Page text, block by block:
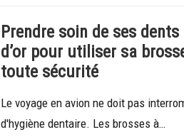
Prendre soin de ses
d’or pour utiliser sa
toute sécurité
Le voyage en avion ne doit pas
d'hygiène dentaire. Les brosses à…